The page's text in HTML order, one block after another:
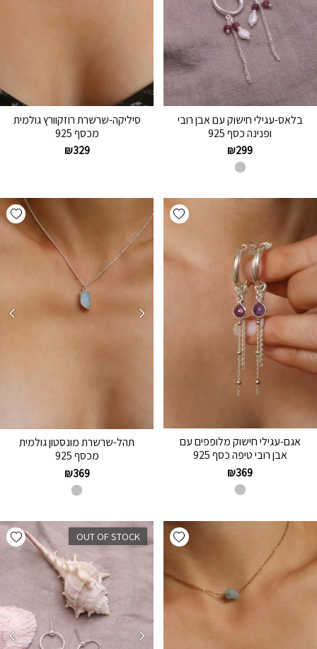
בלאס-עגילי חישוק עם אבן רובי
ופנינה כסף 925
₪299
סיליקה-שרשרת רוזקוורץ גולמית
מכסף 925
₪329
Add wishlist
אגם-עגילי חישוק מלופפים עם
אבן רובי טיפה כסף 925
₪369
תהל-שרשרת מונסטון גולמית
מכסף 925
₪369
Add wishlist
OUT OF STOCK